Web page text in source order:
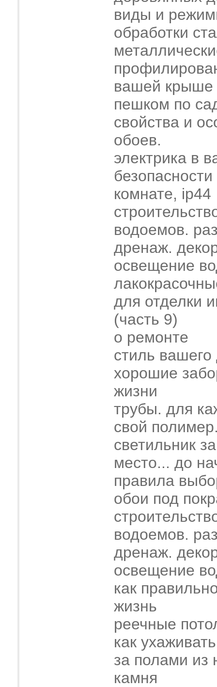
виды и
обработки
вашей крыше
пешком по
свойства и
обоев.
электрика в
комнате, ip44
водоемов.
дренаж.
освещение
для отделки
(часть 9)
о ремонте
стиль
хорошие
жизни
трубы. для
свой
светильник
место... до
правила
обои под
водоемов.
дренаж.
освещение
как
жизнь
реечные
как
за полами из
камня